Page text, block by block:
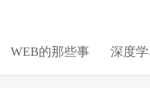
WEB的那些事 深度学